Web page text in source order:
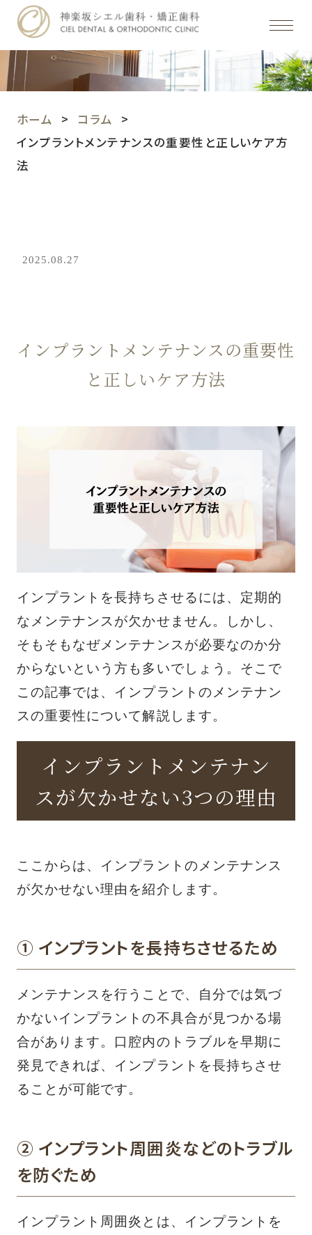
ホーム
コラム
インプラントメンテナンスの重要性と正しいケア方
法
2025.08.27
インプラントメンテナンスの重要性
と正しいケア方法
インプラントを長持ちさせるには、定期的
なメンテナンスが欠かせません。しかし、
そもそもなぜメンテナンスが必要なのか分
からないという方も多いでしょう。そこで
この記事では、インプラントのメンテナン
スの重要性について解説します。
インプラントメンテナン
スが欠かせない3つの理由
ここからは、インプラントのメンテナンス
が欠かせない理由を紹介します。
① インプラントを長持ちさせるため
メンテナンスを行うことで、自分では気づ
かないインプラントの不具合が見つかる場
合があります。口腔内のトラブルを早期に
発見できれば、インプラントを長持ちさせ
ることが可能です。
② インプラント周囲炎などのトラブル
を防ぐため
インプラント周囲炎とは、インプラントを